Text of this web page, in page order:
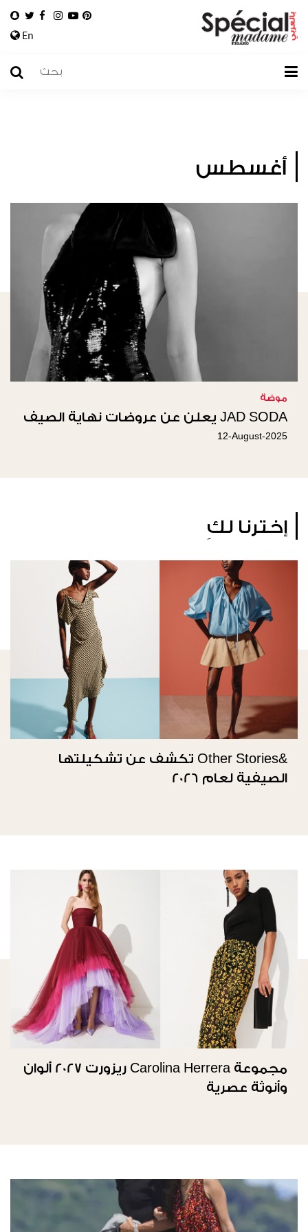
En
أغسطس
موضة
JAD SODA يعلن عن عروضات نهاية الصيف
12-August-2025
إخترنا لكِ
&Other Stories تكشف عن تشكيلتها
الصيفية لعام 2026
مجموعة Carolina Herrera ريزورت 2027 ألوان
وأنوثة عصرية